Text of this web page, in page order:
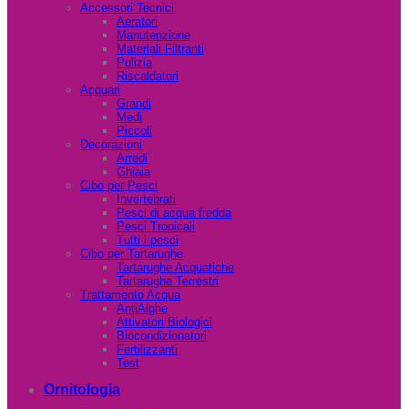
Accessori Tecnici
Aeratori
Manutenzione
Materiali Filtranti
Pulizia
Riscaldatori
Acquari
Grandi
Medi
Piccoli
Decorazioni
Arredi
Ghiaia
Cibo per Pesci
Invertebrati
Pesci di acqua fredda
Pesci Tropicali
Tutti i pesci
Cibo per Tartarughe
Tartarughe Acquatiche
Tartarughe Terrestri
Trattamento Acqua
AntiAlghe
Attivatori Biologici
Biocondizionatori
Fertilizzanti
Test
Ornitologia